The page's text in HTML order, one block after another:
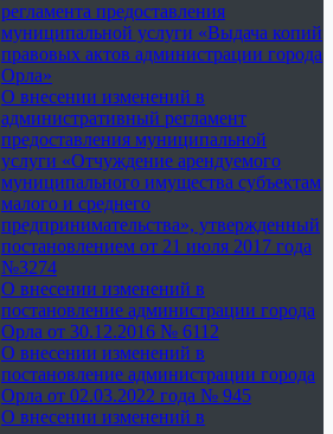
регламента предоставления
муниципальной услуги «Выдача копий
правовых актов администрации города
Орла»
О внесении изменений в
административный регламент
предоставления муниципальной
услуги «Отчуждение арендуемого
муниципального имущества субъектам
малого и среднего
предпринимательства», утвержденный
постановлением от 21 июля 2017 года
№3274
О внесении изменений в
постановление администрации города
Орла от 30.12.2016 № 6112
О внесении изменений в
постановление администрации города
Орла от 02.03.2022 года № 945
О внесении изменений в